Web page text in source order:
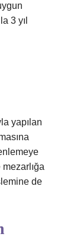
3 yıl
yapılan
de